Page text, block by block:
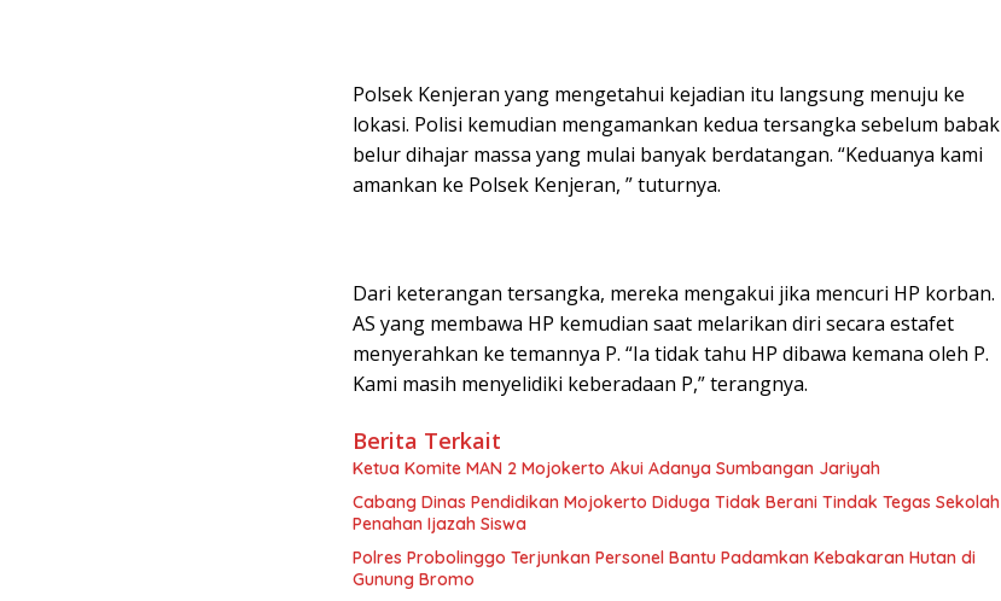
Polsek Kenjeran yang mengetahui kejadian itu langsung menuju ke
lokasi. Polisi kemudian mengamankan kedua tersangka sebelum babak
belur dihajar massa yang mulai banyak berdatangan. “Keduanya kami
amankan ke Polsek Kenjeran, ” tuturnya.
Dari keterangan tersangka, mereka mengakui jika mencuri HP korban.
AS yang membawa HP kemudian saat melarikan diri secara estafet
menyerahkan ke temannya P. “Ia tidak tahu HP dibawa kemana oleh P.
Kami masih menyelidiki keberadaan P,” terangnya.
Berita Terkait
Ketua Komite MAN 2 Mojokerto Akui Adanya Sumbangan Jariyah
Cabang Dinas Pendidikan Mojokerto Diduga Tidak Berani Tindak Tegas Sekolah
Penahan Ijazah Siswa
Polres Probolinggo Terjunkan Personel Bantu Padamkan Kebakaran Hutan di
Gunung Bromo